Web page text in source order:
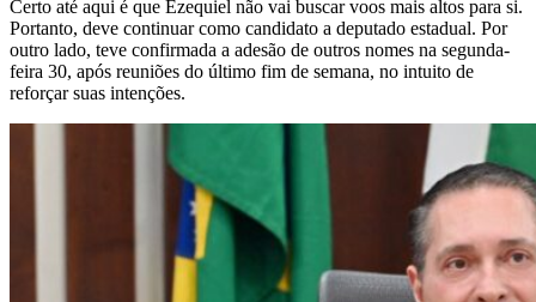
Certo até aqui é que Ezequiel não vai buscar voos mais altos para si.
Portanto, deve continuar como candidato a deputado estadual. Por
outro lado, teve confirmada a adesão de outros nomes na segunda-
feira 30, após reuniões do último fim de semana, no intuito de
reforçar suas intenções.